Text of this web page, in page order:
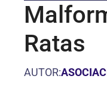
Ratas
AUTOR: